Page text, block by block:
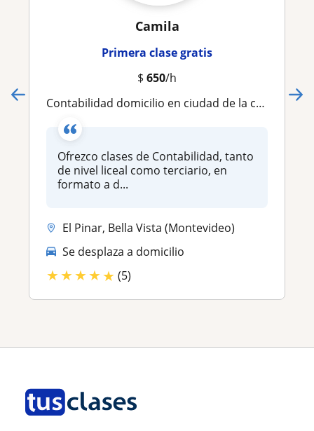
Camila
Primera clase gratis
$ 650/h
Contabilidad domicilio en ciudad de la costa
Ofrezco clases de Contabilidad, tanto
de nivel liceal como terciario, en
formato a d...
El Pinar, Bella Vista (Montevideo)
Se desplaza a domicilio
★★★★★ (5)